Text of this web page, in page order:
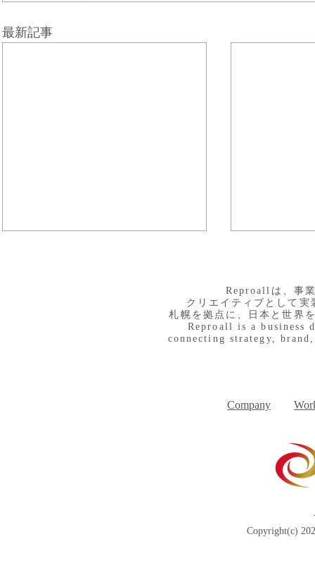
最新記事
​Reproallは、事
クリエイティブとして
札幌を拠点に、日本と世界
Reproall is a business
connecting strategy,
Company
Copyright(c)